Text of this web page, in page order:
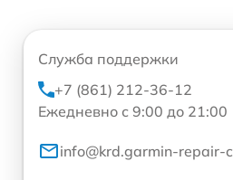
Служба поддержки
+7 (861) 212-36-12
Ежедневно с 9:00 до 21:00
info@krd.garmin-repair-